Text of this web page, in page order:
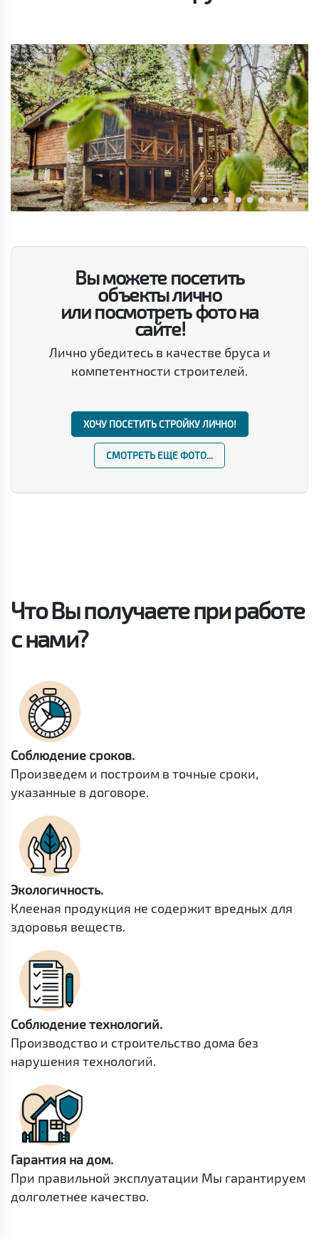
Вы можете посетить
объекты лично
или посмотреть фото на
сайте!
Лично убедитесь в качестве бруса и
компетентности строителей.
ХОЧУ ПОСЕТИТЬ СТРОЙКУ ЛИЧНО!
СМОТРЕТЬ ЕЩЕ ФОТО...
Что Вы получаете при работе
с нами?
Соблюдение сроков.
Произведем и построим в точные сроки,
указанные в договоре.
Экологичность.
Клееная продукция не содержит вредных для
здоровья веществ.
Соблюдение технологий.
Производство и строительство дома без
нарушения технологий.
Гарантия на дом.
При правильной эксплуатации Мы гарантируем
долголетнее качество.